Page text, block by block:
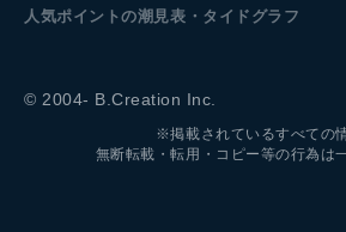
人気ポイントの潮見表・タイドグラフ
© 2004- B.Creation Inc.
※掲載されているすべての
無断転載・転用・コピー等の行為は